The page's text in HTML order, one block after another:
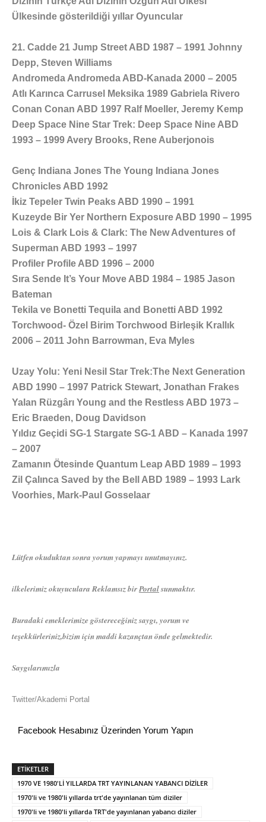
Ülkesinde gösterildiği yıllar Oyuncular
21. Cadde 21 Jump Street ABD 1987 – 1991 Johnny
Depp, Steven Williams
Andromeda Andromeda ABD-Kanada 2000 – 2005
Atlı Karınca Carrusel Meksika 1989 Gabriela Rivero
Conan Conan ABD 1997 Ralf Moeller, Jeremy Kemp
Deep Space Nine Star Trek: Deep Space Nine ABD
1993 – 1999 Avery Brooks, Rene Auberjonois
Genç Indiana Jones The Young Indiana Jones
Chronicles ABD 1992
İkiz Tepeler Twin Peaks ABD 1990 – 1991
Kuzeyde Bir Yer Northern Exposure ABD 1990 – 1995
Lois & Clark Lois & Clark: The New Adventures of
Superman ABD 1993 – 1997
Profiler Profile ABD 1996 – 2000
Sıra Sende It’s Your Move ABD 1984 – 1985 Jason
Bateman
Tekila ve Bonetti Tequila and Bonetti ABD 1992
Torchwood- Özel Birim Torchwood Birleşik Krallık
2006 – 2011 John Barrowman, Eva Myles
Uzay Yolu: Yeni Nesil Star Trek:The Next Generation
ABD 1990 – 1997 Patrick Stewart, Jonathan Frakes
Yalan Rüzgârı Young and the Restless ABD 1973 –
Eric Braeden, Doug Davidson
Yıldız Geçidi SG-1 Stargate SG-1 ABD – Kanada 1997
– 2007
Zamanın Ötesinde Quantum Leap ABD 1989 – 1993
Zil Çalınca Saved by the Bell ABD 1989 – 1993 Lark
Voorhies, Mark-Paul Gosselaar
Lütfen okuduktan sonra yorum yapmayı unutmayınız.
ilkelerimiz okuyuculara Reklamsız birPortalsunmaktır.
Buradaki emeklerimize göstereceğiniz saygı, yorum ve
teşekkürleriniz,bizim için maddi kazançtan önde gelmektedir.
Saygılarımızla
Twitter/Akademi Portal
Facebook Hesabınız Üzerinden Yorum Yapın
ETİKETLER
1970 VE 1980'Lİ YILLARDA TRT YAYINLANAN YABANCI DİZİLER
1970'li ve 1980'li yıllarda trt'de yayınlanan tüm diziler
1970'li ve 1980'li yıllarda TRT'de yayınlanan yabancı diziler